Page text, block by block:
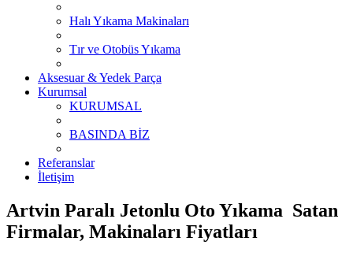
Halı Yıkama Makinaları
Tır ve Otobüs Yıkama
Aksesuar & Yedek Parça
Kurumsal
KURUMSAL
BASINDA BİZ
Referanslar
İletişim
Artvin Paralı Jetonlu Oto Yıkama Satan
Firmalar, Makinaları Fiyatları